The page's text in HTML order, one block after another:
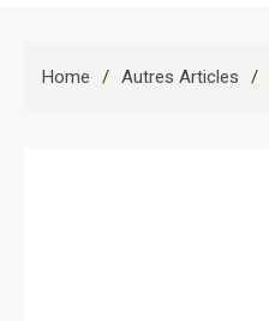
Home Autres Articles